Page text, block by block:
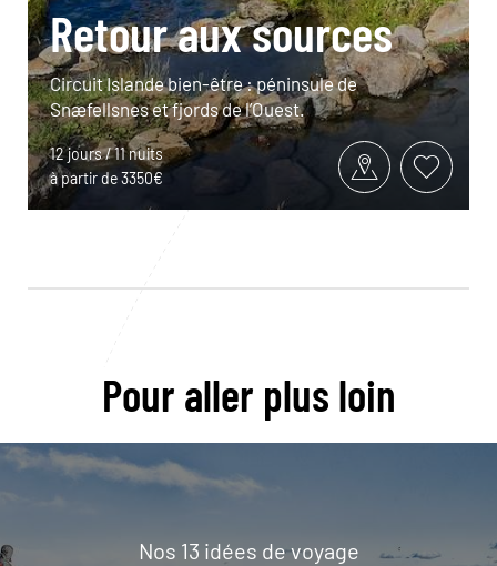
Retour aux sources
Circuit Islande bien-être : péninsule de
Snæfellsnes et fjords de l’Ouest.
12 jours / 11 nuits
à partir de 3350€
Pour aller plus loin
Nos 13 idées de voyage